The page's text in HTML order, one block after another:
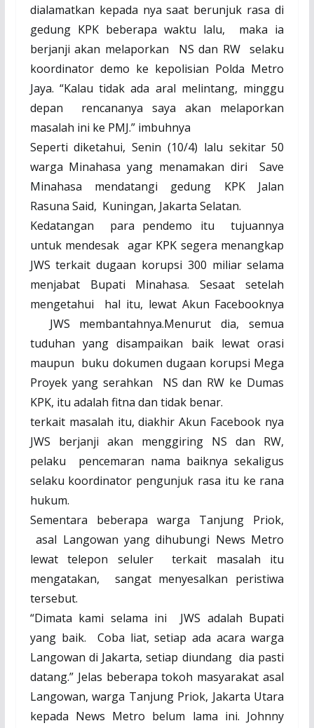
dialamatkan kepada nya saat berunjuk rasa di
gedung KPK beberapa waktu lalu,
maka ia
berjanji akan melaporkan
NS dan RW
selaku
koordinator demo ke kepolisian Polda Metro
Jaya. “Kalau tidak ada aral melintang, minggu
depan rencananya saya akan melaporkan
masalah ini ke PMJ.” imbuhnya
Seperti diketahui, Senin (10/4) lalu sekitar 50
warga Minahasa yang menamakan diri
Save
Minahasa mendatangi gedung KPK Jalan
Rasuna Said, Kuningan, Jakarta Selatan.
Kedatangan
para pendemo itutujuannya
untuk mendesak agar KPK segera menangkap
JWS terkait dugaan korupsi 300 miliar selama
menjabat Bupati Minahasa. Sesaat setelah
mengetahui
hal itu, lewat Akun Facebooknya
JWS membantahnya.Menurut dia, semua
tuduhan yang disampaikan baik lewat orasi
maupun buku dokumen dugaan korupsi Mega
Proyek yang serahkan
NS dan RW ke Dumas
KPK, itu adalah fitna dan tidak benar.
terkait masalah itu, diakhir Akun Facebook nya
JWS berjanji akan menggiring NS dan RW,
pelaku
pencemaran nama baiknya sekaligus
selaku koordinator pengunjuk rasa itu ke rana
hukum.
Sementara beberapa warga Tanjung Priok,
asal Langowan yang dihubungi News Metro
lewat telepon seluler
terkait masalah itu
mengatakan,
sangat menyesalkan peristiwa
tersebut.
“Dimata kami selama ini
JWS adalah Bupati
yang baik.
Coba liat, setiap ada acara warga
Langowan di Jakarta, setiap diundang dia pasti
datang.” Jelas beberapa tokoh masyarakat asal
Langowan, warga Tanjung Priok, Jakarta Utara
kepada News Metro belum lama ini. Johnny